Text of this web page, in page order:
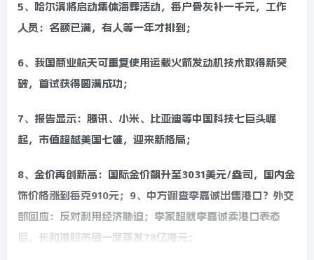
5、哈尔滨将启动集体海葬活动，每户骨灰补一千元，工作
人员：名额已满，有人等一年才排到；
6、我国商业航天可重复使用运载火箭发动机技术取得新突
破，首试获得圆满成功；
7、报告显示：腾讯、小米、比亚迪等中国科技七巨头崛
起，市值超越美国七雄，迎来新格局；
8、金价再创新高：国际金价飙升至3031美元/盎司，国内金
饰价格涨到每克910元；9、中方调查李嘉诚出售港口？外交
部回应：反对利用经济胁迫；李家超就李嘉诚卖港口表态
后，长和港股市值一度蒸发78亿港元；